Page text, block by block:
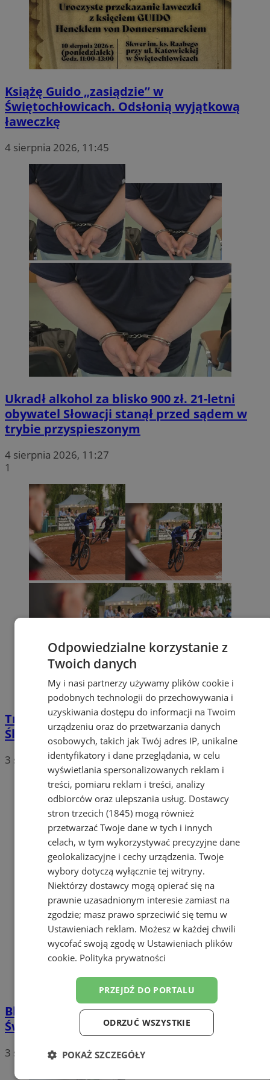
Książę Guido „zasiądzie” w
Świętochłowicach. Odsłonią wyjątkową
ławeczkę
4 sierpnia 2026, 11:45
Ukradł alkohol za blisko 900 zł. 21-letni
obywatel Słowacji stanął przed sądem w
trybie przyspieszonym
4 sierpnia 2026, 11:27
1
Trzy zdobycze medalowe zawodników
Śląska na Mistrzostwach Europy
3 sierpnia 2026, 14:57
Blacha 2115 wystąpi na Święcie Miasta
Świętochłowice 2026
3 sierpnia 2026, 10:46
Odpowiedzialne korzystanie z
Twoich danych
My i nasi partnerzy używamy plików cookie i
podobnych technologii do przechowywania i
uzyskiwania dostępu do informacji na Twoim
urządzeniu oraz do przetwarzania danych
osobowych, takich jak Twój adres IP, unikalne
identyfikatory i dane przeglądania, w celu
wyświetlania spersonalizowanych reklam i
treści, pomiaru reklam i treści, analizy
odbiorców oraz ulepszania usług. Dostawcy
stron trzecich (1845) mogą również
przetwarzać Twoje dane w tych i innych
celach, w tym wykorzystywać precyzyjne dane
geolokalizacyjne i cechy urządzenia. Twoje
wybory dotyczą wyłącznie tej witryny.
Niektórzy dostawcy mogą opierać się na
prawnie uzasadnionym interesie zamiast na
zgodzie; masz prawo sprzeciwić się temu w
Ustawieniach reklam. Możesz w każdej chwili
wycofać swoją zgodę w Ustawieniach plików
cookie. Polityka prywatności
PRZEJDŹ DO PORTALU
ODRZUĆ WSZYSTKIE
POKAŻ SZCZEGÓŁY